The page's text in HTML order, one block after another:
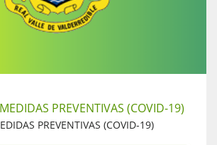
PREVENTIVAS (COVID-19)
PREVENTIVAS (COVID-19)